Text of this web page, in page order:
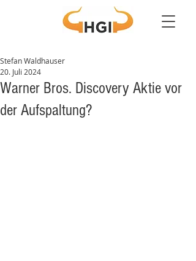
Warner Bros. Discovery Aktie vor
der Aufspaltung?
Stefan Waldhauser
20. Juli 2024